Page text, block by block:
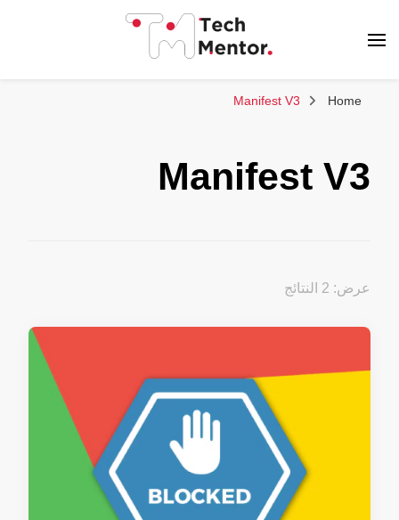
Home
Manifest V3
Manifest V3
عرض: 2 النتائج